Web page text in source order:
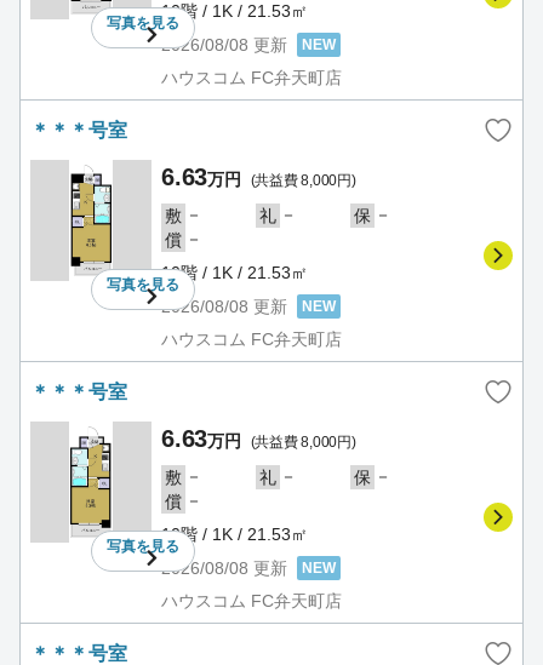
写真を見る
10階 / 1K / 21.53㎡
2026/08/08 更新 NEW
ハウスコム FC弁天町店
＊＊＊号室
写真を見る
6.63万円 (共益費 8,000円)
敷 － 礼 － 保 －
償 －
10階 / 1K / 21.53㎡
2026/08/08 更新 NEW
ハウスコム FC弁天町店
＊＊＊号室
写真を見る
6.63万円 (共益費 8,000円)
敷 － 礼 － 保 －
償 －
10階 / 1K / 21.53㎡
2026/08/08 更新 NEW
ハウスコム FC弁天町店
＊＊＊号室